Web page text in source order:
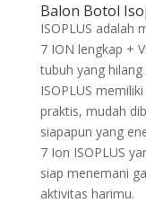
Balon Botol
ISOPLUS adalah
7 ION lengkap +
tubuh yang
ISOPLUS
praktis, mudah
siapapun yang
7 Ion ISOPLUS
siap menemani
aktivitas harimu.